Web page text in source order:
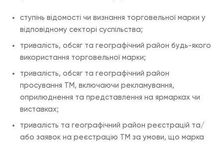
ступінь відомості чи визнання торговельної марки у
відповідному секторі суспільства;
тривалість, обсяг та географічний район будь-якого
використання торговельної марки;
тривалість, обсяг та географічний район
просування ТМ, включаючи рекламування,
оприлюднення та представлення на ярмарках чи
виставках;
тривалість та географічний район реєстрацій та/
або заявок на реєстрацію ТМ за умови, що марка